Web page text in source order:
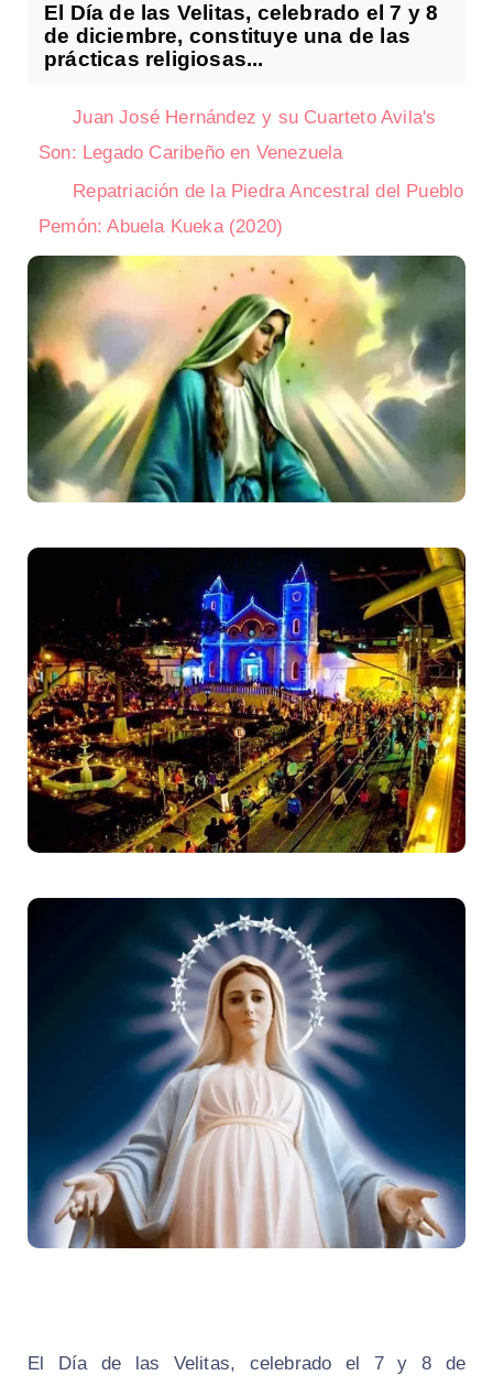
El Día de las Velitas, celebrado el 7 y 8
de diciembre, constituye una de las
prácticas religiosas...
Juan José Hernández y su Cuarteto Avila's
Son: Legado Caribeño en Venezuela
Repatriación de la Piedra Ancestral del Pueblo
Pemón: Abuela Kueka (2020)
El Día de las Velitas, celebrado el 7 y 8 de